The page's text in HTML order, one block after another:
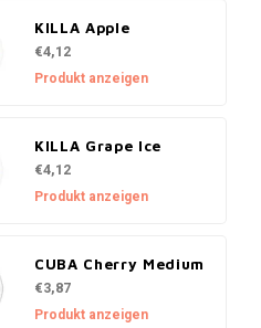
KILLA Apple
€4,12
Produkt anzeigen
KILLA Grape Ice
€4,12
Produkt anzeigen
CUBA Cherry Medium
€3,87
Produkt anzeigen